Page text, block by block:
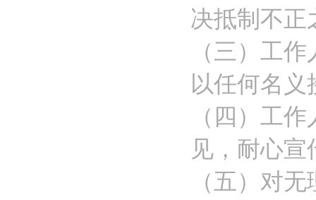
决抵制不正
（三）工
以任何名
（四）工
见，耐心
（五）对